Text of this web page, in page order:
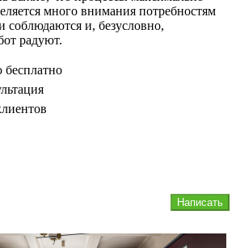
много внимания потребностям
соблюдаются и, безусловно,
радуют.
бесплатно
Написать